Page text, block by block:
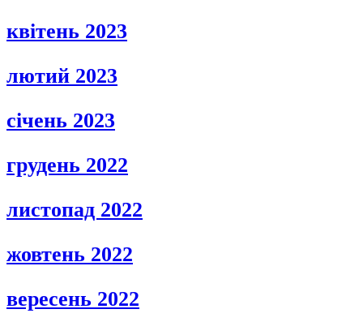
квітень 2023
лютий 2023
січень 2023
грудень 2022
листопад 2022
жовтень 2022
вересень 2022